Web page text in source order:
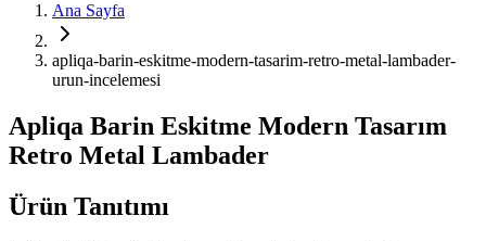
Ana Sayfa
apliqa-barin-eskitme-modern-tasarim-retro-metal-lambader-
urun-incelemesi
Apliqa Barin Eskitme Modern Tasarım
Retro Metal Lambader
Ürün Tanıtımı